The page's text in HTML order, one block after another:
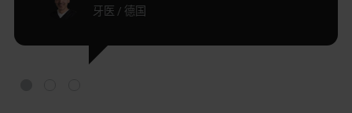
牙医 / 德国